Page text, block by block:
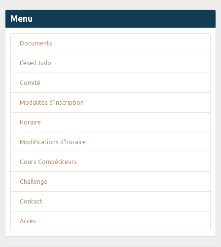
Menu
Documents
L'éveil Judo
Comité
Modalités d'inscription
Horaire
Modifications d'horaire
Cours Compétiteurs
Challenge
Contact
Accès